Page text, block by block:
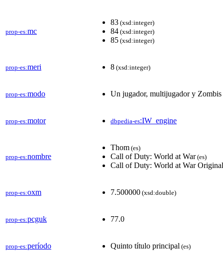
prop-es:mc
83 (xsd:integer)
84 (xsd:integer)
85 (xsd:integer)
prop-es:meri 8 (xsd:integer)
prop-es:modo Un jugador, multijugador y Zombis
prop-es:motor dbpedia-es:IW_engine
prop-es:nombre
Thom (es)
Call of Duty: World at War(es)
Call of Duty: World at War
prop-es:oxm 7.500000 (xsd:double)
prop-es:pcguk 77.0
prop-es:período Quinto título principal (es)